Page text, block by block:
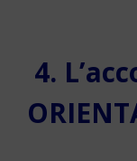
4.